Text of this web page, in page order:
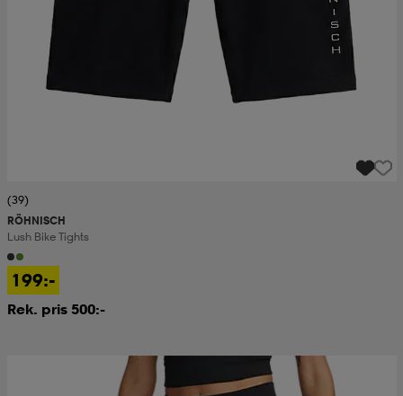
(39)
RÖHNISCH
Lush Bike Tights
199:-
Rek. pris 500:-